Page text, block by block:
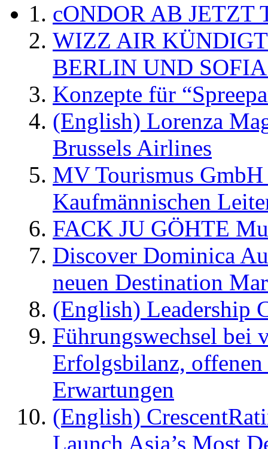
cONDOR AB
WIZZ AIR
BERLIN UND
Konzepte für
(English) Lorenza
Brussels Airlines
MV Tourismus
Kaufmännischen
FACK JU GÖHTE
Discover Dominica
neuen Destination
(English) Leadership
Führungswechsel bei
Erfolgsbilanz,
Erwartungen
(English)
Launch Asia’s Most